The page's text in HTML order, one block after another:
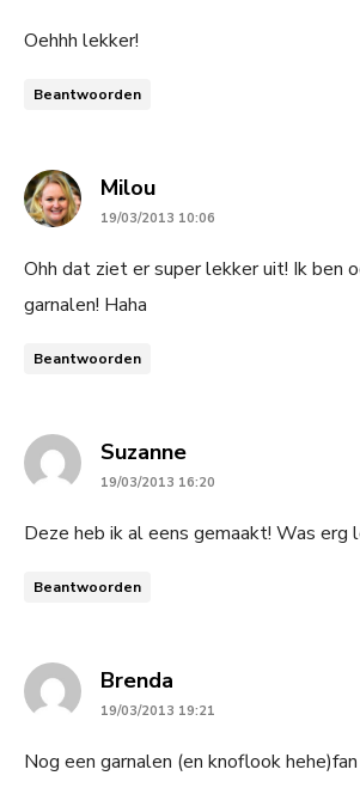
Oehhh lekker!
Beantwoorden
Milousays:
19/03/2013 10:06
Ohh dat ziet er super lekker uit! Ik ben
garnalen! Haha
Beantwoorden
Suzannesays:
19/03/2013 16:20
Deze heb ik al eens gemaakt! Was erg
Beantwoorden
Brenda
19/03/2013 19:21
Nog een garnalen (en knoflook